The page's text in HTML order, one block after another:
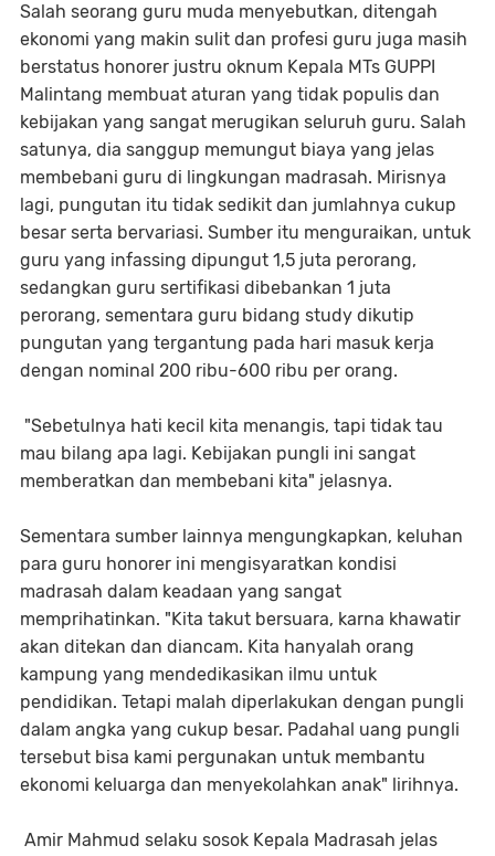
Salah seorang guru muda menyebutkan, ditengah
ekonomi yang makin sulit dan profesi guru juga masih
berstatus honorer justru oknum Kepala MTs GUPPI
Malintang membuat aturan yang tidak populis dan
kebijakan yang sangat merugikan seluruh guru. Salah
satunya, dia sanggup memungut biaya yang jelas
membebani guru di lingkungan madrasah. Mirisnya
lagi, pungutan itu tidak sedikit dan jumlahnya cukup
besar serta bervariasi. Sumber itu menguraikan, untuk
guru yang infassing dipungut 1,5 juta perorang,
sedangkan guru sertifikasi dibebankan 1 juta
perorang, sementara guru bidang study dikutip
pungutan yang tergantung pada hari masuk kerja
dengan nominal 200 ribu-600 ribu per orang.
"Sebetulnya hati kecil kita menangis, tapi tidak tau
mau bilang apa lagi. Kebijakan pungli ini sangat
memberatkan dan membebani kita" jelasnya.
Sementara sumber lainnya mengungkapkan, keluhan
para guru honorer ini mengisyaratkan kondisi
madrasah dalam keadaan yang sangat
memprihatinkan. "Kita takut bersuara, karna khawatir
akan ditekan dan diancam. Kita hanyalah orang
kampung yang mendedikasikan ilmu untuk
pendidikan. Tetapi malah diperlakukan dengan pungli
dalam angka yang cukup besar. Padahal uang pungli
tersebut bisa kami pergunakan untuk membantu
ekonomi keluarga dan menyekolahkan anak" lirihnya.
Amir Mahmud selaku sosok Kepala Madrasah jelas